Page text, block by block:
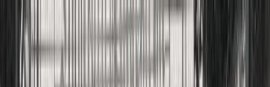
Μετάβαση στο κύριο περιεχόμενο